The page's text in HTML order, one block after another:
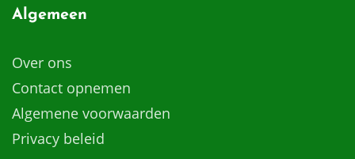
Algemeen
Over ons
Contact opnemen
Algemene voorwaarden
Privacy beleid